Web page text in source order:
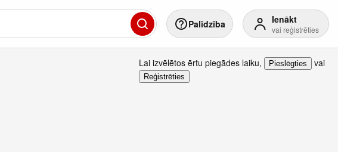
Palīdzība Ienākt
vai reģistrēties
Lai izvēlētos ērtu piegādes laiku, Pieslēgties vai
Reģistrēties